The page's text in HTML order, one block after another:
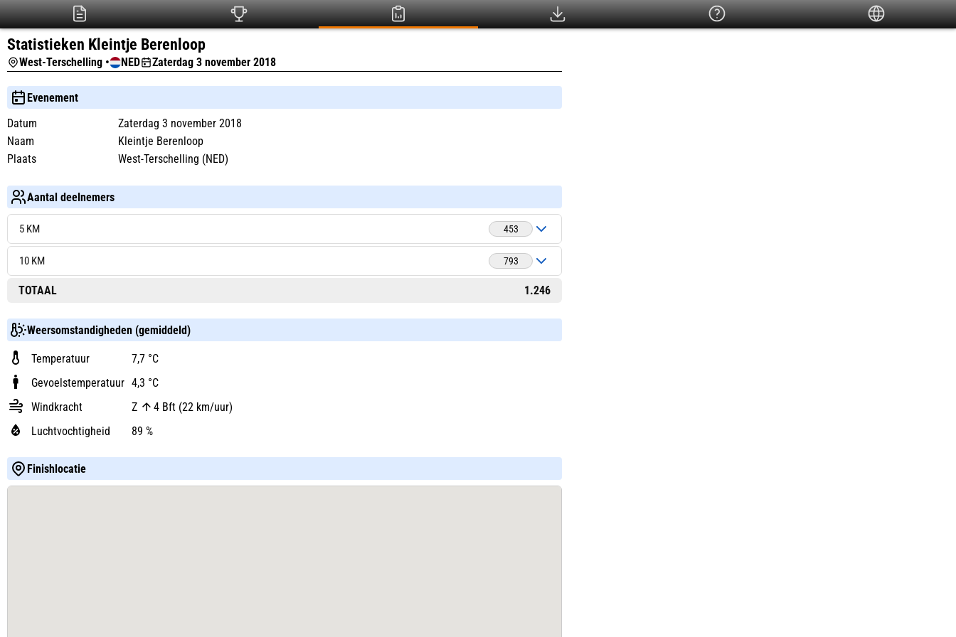
Statistieken Kleintje Berenloop
West-Terschelling • NED Zaterdag 3 november 2018
Evenement
Datum
Zaterdag 3 november 2018
Naam
Kleintje Berenloop
Plaats
West-Terschelling (NED)
Aantal deelnemers
5 KM 453
10 KM 793
TOTAAL 1.246
Weersomstandigheden (gemiddeld)
Temperatuur
7,7 °C
Gevoelstemperatuur 4,3 °C
Windkracht
Z
4 Bft (22 km/uur)
Luchtvochtigheid
89 %
Finishlocatie